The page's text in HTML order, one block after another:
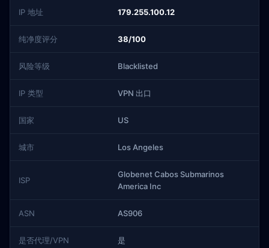
IP 地址 179.255.100.12
纯净度评分 38/100
风险等级 Blacklisted
IP 类型 VPN 出口
国家 US
城市 Los Angeles
ISP
Globenet Cabos Submarinos
America Inc
ASN AS906
是否代理/VPN 是